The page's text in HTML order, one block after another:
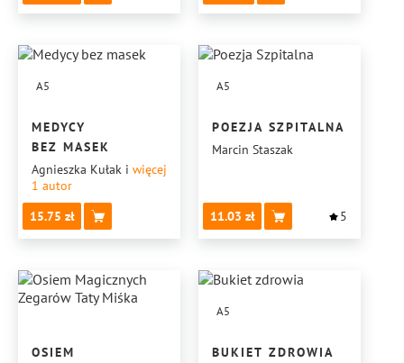
A5
MEDYCY
BEZ MASEK
Agnieszka Kułak i więcej
1 autor
15.75
A5
POEZJA SZPITALNA
Marcin Staszak
11.03 5
OSIEM
A5
BUKIET ZDROWIA